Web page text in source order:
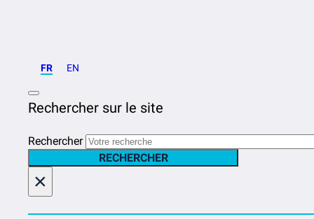
FR EN
Rechercher sur le site
Rechercher
RECHERCHER
×